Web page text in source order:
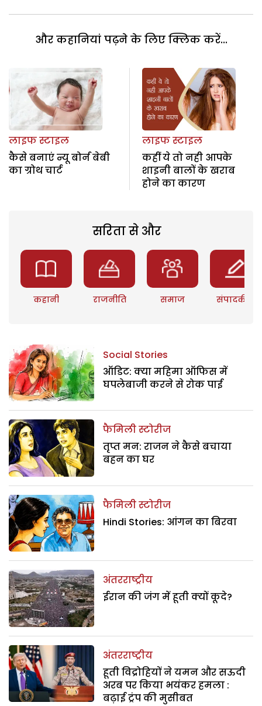
और कहानियां पढ़ने के लिए क्लिक करें...
लाइफ स्टाइल
कैसे बनाएं न्यू बोर्न बेबी
का ग्रोथ चार्ट
लाइफ स्टाइल
कहीं ये तो नही आपके
शाइनी बालों के खराब
होने का कारण
सरिता से और
कहानी राजनीति समाज संपादकीय
Social Stories
ऑडिट: क्या महिमा ऑफिस में
घपलेबाजी करने से रोक पाई
फैमिली स्टोरीज
तृप्त मन: राजन ने कैसे बचाया
बहन का घर
फैमिली स्टोरीज
Hindi Stories: आंगन का बिरवा
अंतरराष्ट्रीय
ईरान की जंग में हूती क्यों कूदे?
अंतरराष्ट्रीय
हूती विद्रोहियों ने यमन और सऊदी
अरब पर किया भयंकर हमला :
बढ़ाई ट्रंप की मुसीबत